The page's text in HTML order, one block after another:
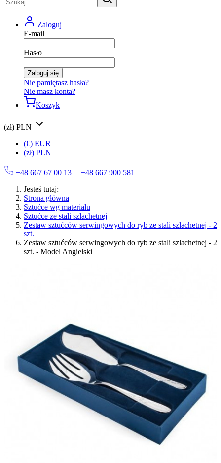
Zaloguj
E-mail
Hasło
Zaloguj się
Nie pamiętasz hasła?
Nie masz konta?
Koszyk
(zł) PLN
(€) EUR
(zł) PLN
+48 667 67 00 13
| +48 667 900 581
Jesteś tutaj:
Strona główna
Sztućce wg materiału
Sztućce ze stali szlachetnej
Zestaw sztućców serwingowych do ryb ze stali szlachetnej - 2
szt.
Zestaw sztućców serwingowych do ryb ze stali szlachetnej - 2
szt. - Model Angielski